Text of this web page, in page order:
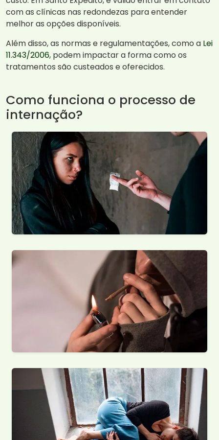
com as clínicas nas redondezas para entender
melhor as opções disponíveis.
Além disso, as normas e regulamentações, como a Lei
11.343/2006, podem impactar a forma como os
tratamentos são custeados e oferecidos.
Como funciona o processo de
internação?